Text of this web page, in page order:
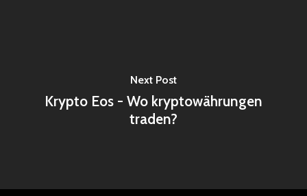
Next Post
Krypto Eos - Wo kryptowährungen
traden?